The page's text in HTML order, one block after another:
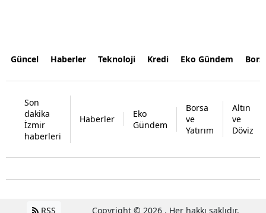
Güncel Haberler Teknoloji Kredi Eko Gündem
Son
dakika
İzmir
haberleri
Haberler
Eko
Gündem
Borsa
ve
Yatırım
Altın
ve
Döviz
RSS Copyright © 2026 . Her hakkı saklıdır.